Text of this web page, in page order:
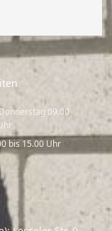
09.00
bis 15.00 Uhr